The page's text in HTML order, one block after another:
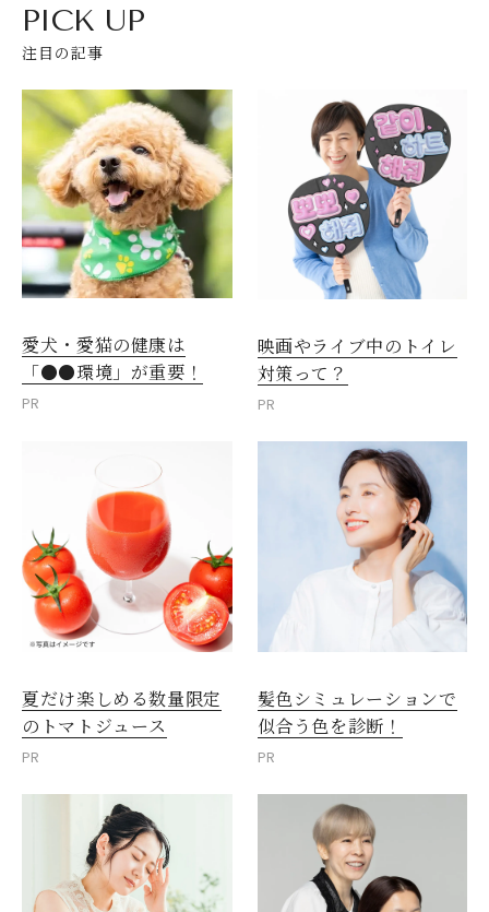
PICK UP
注目の記事
愛犬・愛猫の健康は
「●●環境」が重要！
PR
映画やライブ中のトイレ
対策って？
PR
夏だけ楽しめる数量限定
のトマトジュース
PR
髪色シミュレーションで
似合う色を診断！
PR